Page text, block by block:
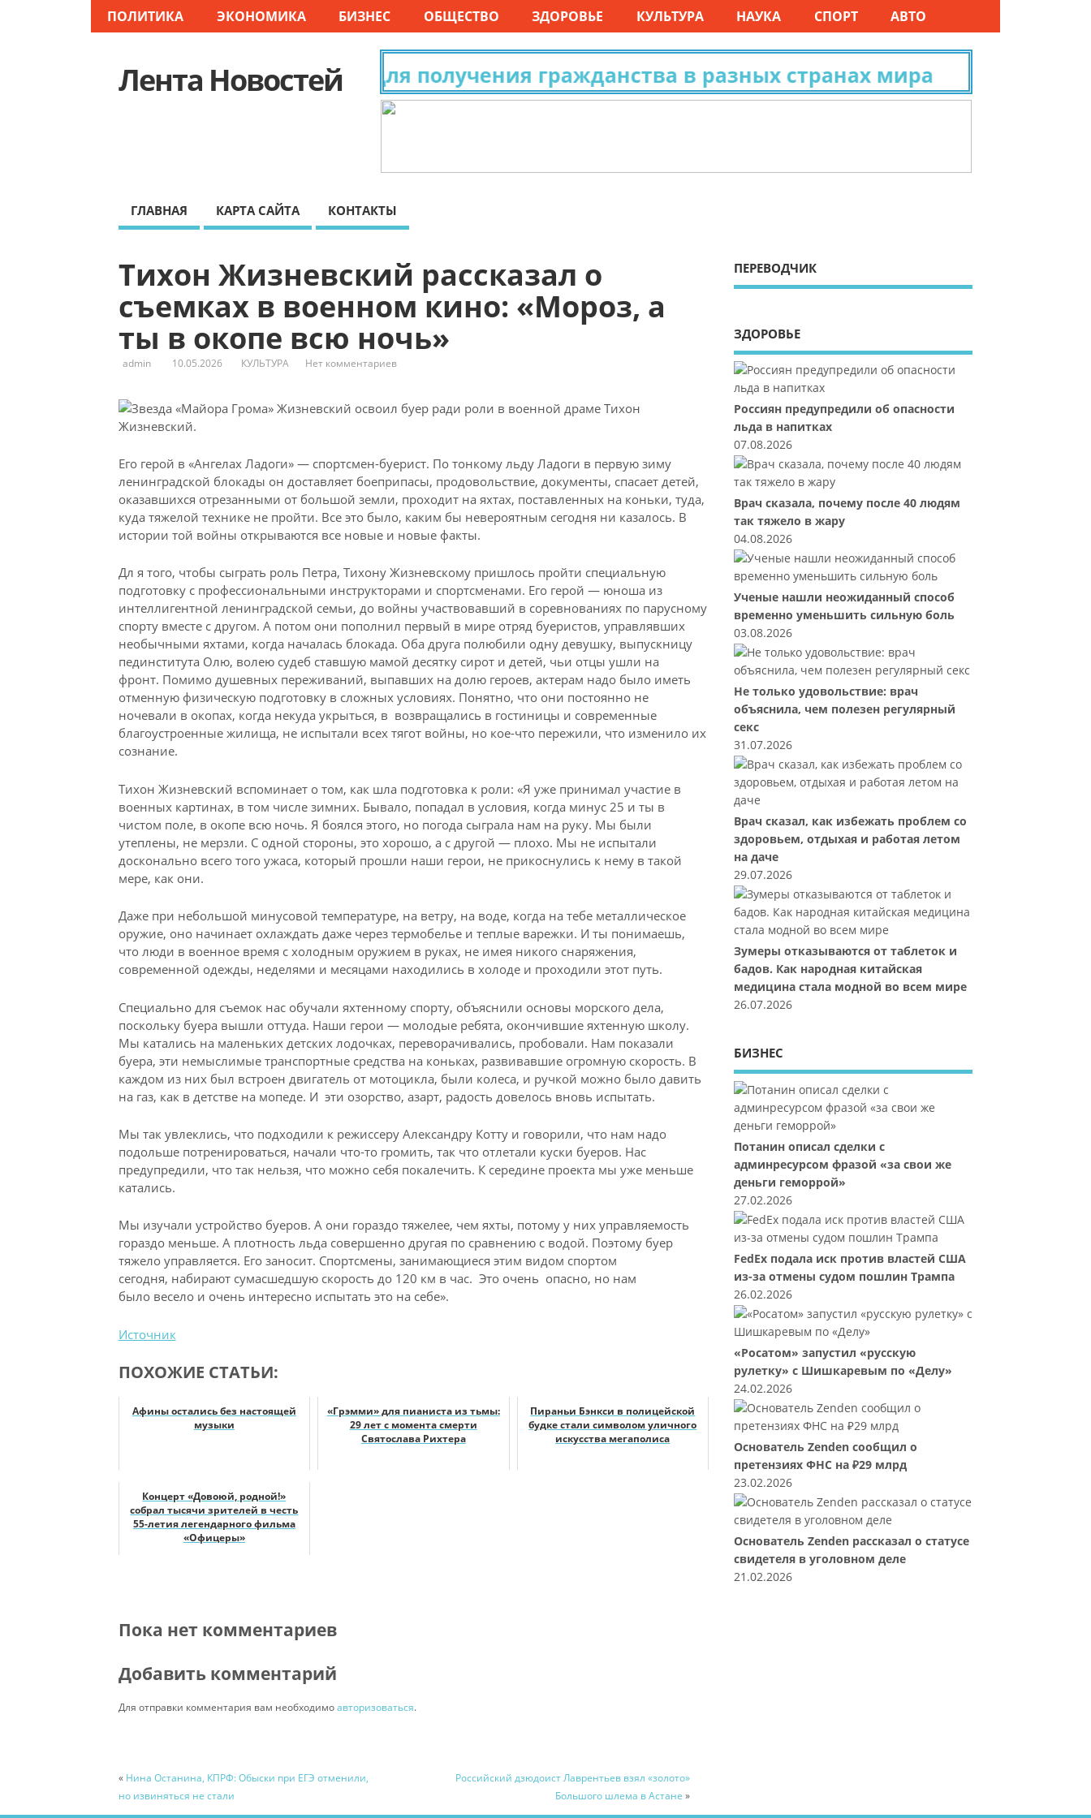
ПОЛИТИКА ЭКОНОМИКА БИЗНЕС ОБЩЕСТВО ЗДОРОВЬЕ КУЛЬТУРА НАУКА СПОРТ АВТО
Лента Новостей
Архивные исследования для получения гражданства в разных странах мира
ГЛАВНАЯ КАРТА САЙТА КОНТАКТЫ
Тихон Жизневский рассказал о
съемках в военном кино: «Мороз, а
ты в окопе всю ночь»
admin 10.05.2026 КУЛЬТУРА Нет комментариев
Тихон
Жизневский.
Его герой в «Ангелах Ладоги» — спортсмен-буерист. По тонкому льду Ладоги в первую зиму
ленинградской блокады он доставляет боеприпасы, продовольствие, документы, спасает детей,
оказавшихся отрезанными от большой земли, проходит на яхтах, поставленных на коньки, туда,
куда тяжелой технике не пройти. Все это было, каким бы невероятным сегодня ни казалось. В
истории той войны открываются все новые и новые факты.
Дл я того, чтобы сыграть роль Петра, Тихону Жизневскому пришлось пройти специальную
подготовку с профессиональными инструкторами и спортсменами. Его герой — юноша из
интеллигентной ленинградской семьи, до войны участвовавший в соревнованиях по парусному
спорту вместе с другом. А потом они пополнил первый в мире отряд буеристов, управлявших
необычными яхтами, когда началась блокада. Оба друга полюбили одну девушку, выпускницу
пединститута Олю, волею судеб ставшую мамой десятку сирот и детей, чьи отцы ушли на
фронт. Помимо душевных переживаний, выпавших на долю героев, актерам надо было иметь
отменную физическую подготовку в сложных условиях. Понятно, что они постоянно не
ночевали в окопах, когда некуда укрыться, в возвращались в гостиницы и современные
благоустроенные жилища, не испытали всех тягот войны, но кое-что пережили, что изменило их
сознание.
Тихон Жизневский вспоминает о том, как шла подготовка к роли: «Я уже принимал участие в
военных картинах, в том числе зимних. Бывало, попадал в условия, когда минус 25 и ты в
чистом поле, в окопе всю ночь. Я боялся этого, но погода сыграла нам на руку. Мы были
утеплены, не мерзли. С одной стороны, это хорошо, а с другой — плохо. Мы не испытали
досконально всего того ужаса, который прошли наши герои, не прикоснулись к нему в такой
мере, как они.
Даже при небольшой минусовой температуре, на ветру, на воде, когда на тебе металлическое
оружие, оно начинает охлаждать даже через термобелье и теплые варежки. И ты понимаешь,
что люди в военное время с холодным оружием в руках, не имея никого снаряжения,
современной одежды, неделями и месяцами находились в холоде и проходили этот путь.
Специально для съемок нас обучали яхтенному спорту, объяснили основы морского дела,
поскольку буера вышли оттуда. Наши герои — молодые ребята, окончившие яхтенную школу.
Мы катались на маленьких детских лодочках, переворачивались, пробовали. Нам показали
буера, эти немыслимые транспортные средства на коньках, развивавшие огромную скорость. В
каждом из них был встроен двигатель от мотоцикла, были колеса, и ручкой можно было давить
на газ, как в детстве на мопеде. И эти озорство, азарт, радость довелось вновь испытать.
Мы так увлеклись, что подходили к режиссеру Александру Котту и говорили, что нам надо
подольше потренироваться, начали что-то громить, так что отлетали куски буеров. Нас
предупредили, что так нельзя, что можно себя покалечить. К середине проекта мы уже меньше
катались.
Мы изучали устройство буеров. А они гораздо тяжелее, чем яхты, потому у них управляемость
гораздо меньше. А плотность льда совершенно другая по сравнению с водой. Поэтому буер
тяжело управляется. Его заносит. Спортсмены, занимающиеся этим видом спортом
сегодня, набирают сумасшедшую скорость до 120 км в час. Это очень опасно, но нам
было весело и очень интересно испытать это на себе».
Источник
ПОХОЖИЕ СТАТЬИ:
Афины остались без настоящей
музыки
«Грэмми» для пианиста из тьмы:
29 лет с момента смерти
Святослава Рихтера
Пираньи Бэнкси в полицейской
будке стали символом уличного
искусства мегаполиса
Концерт «Довоюй, родной!»
собрал тысячи зрителей в честь
55-летия легендарного фильма
«Офицеры»
Пока нет комментариев
Добавить комментарий
Для отправки комментария вам необходимоавторизоваться.
« Нина Останина, КПРФ: Обыски при ЕГЭ отменили,
но извиняться не стали
Российский дзюдоист Лаврентьев взял «золото»
Большого шлема в Астане »
ПЕРЕВОДЧИК
ЗДОРОВЬЕ
Россиян предупредили об опасности
льда в напитках
07.08.2026
Врач сказала, почему после 40 людям
так тяжело в жару
04.08.2026
Ученые нашли неожиданный способ
временно уменьшить сильную боль
03.08.2026
Не только удовольствие: врач
объяснила, чем полезен регулярный
секс
31.07.2026
Врач сказал, как избежать проблем со
здоровьем, отдыхая и работая летом
на даче
29.07.2026
Зумеры отказываются от таблеток и
бадов. Как народная китайская
медицина стала модной во всем мире
26.07.2026
БИЗНЕС
Потанин описал сделки с
админресурсом фразой «за свои же
деньги геморрой»
27.02.2026
FedEx подала иск против властей США
из-за отмены судом пошлин Трампа
26.02.2026
«Росатом» запустил «русскую
рулетку» с Шишкаревым по «Делу»
24.02.2026
Основатель Zenden сообщил о
претензиях ФНС на ₽29 млрд
23.02.2026
Основатель Zenden рассказал о статусе
свидетеля в уголовном деле
21.02.2026